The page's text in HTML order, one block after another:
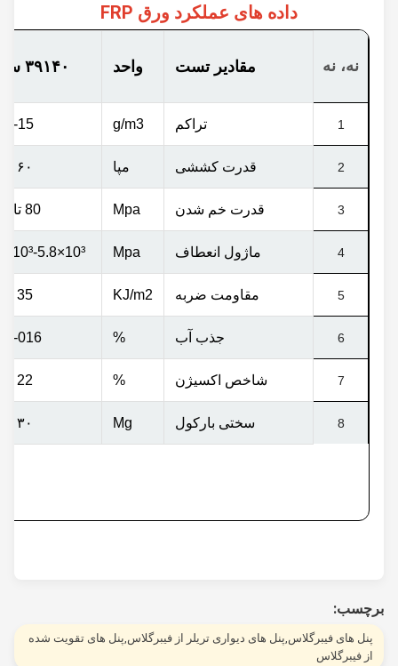
داده های عملکرد ورق FRP
نه، نه مقادیر تست واحد ۳۹۱۴۰ سری
تراکم g/m3
1.35-15
قدرت کششی
قدرت خم شدن
ماژول انعطاف 4.1x10³-5.8×10
مقاومت ضربه KJ/m2
جذب آب 0.15-016
شاخص اکسیژن
سختی بارکول
های فیبرگلاس,پنل های دیواری تریلر از فیبرگلاس,پنل های تقویت شده
فیبرگلاس